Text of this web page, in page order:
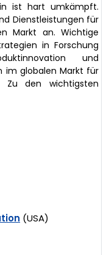
ist hart umkämpft.
Dienstleistungen für
Markt an. Wichtige
in Forschung
und
im globalen Markt für
Zu den wichtigsten
(USA)